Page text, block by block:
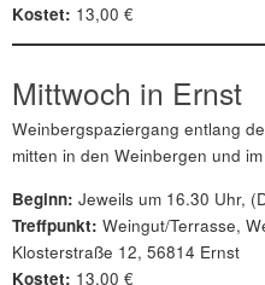
Kostet: 13,00 €
Mittwoch in Ernst
Weinbergspaziergang entlang
mitten in den Weinbergen und
Beginn: Jeweils um 16.30 Uhr,
Treffpunkt: Weingut/Terrasse,
Klosterstraße 12, 56814 Ernst
Kostet: 13,00 €